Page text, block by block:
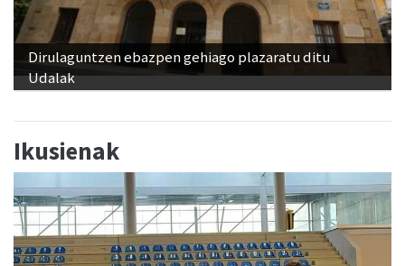
Dirulaguntzen ebazpen gehiago plazaratu ditu
Udalak
Ikusienak